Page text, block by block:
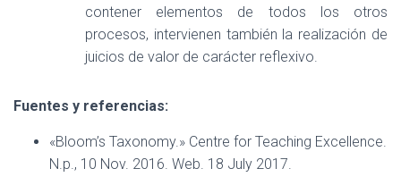
contener elementos de todos los otros
procesos, intervienen también la realización de
juicios de valor de carácter reflexivo.
Fuentes y referencias:
«Bloom’s Taxonomy.» Centre for Teaching Excellence.
N.p., 10 Nov. 2016. Web. 18 July 2017.